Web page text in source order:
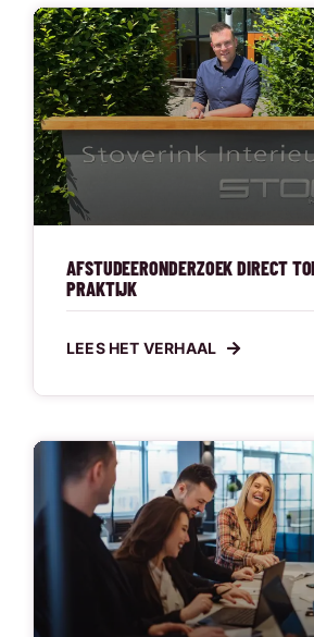
AFSTUDEERONDERZOEK DIRECT
PRAKTIJK
LEES HET VERHAAL